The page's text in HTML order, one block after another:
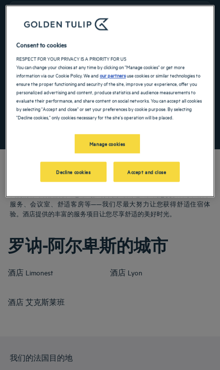
Navigate forward to interact with the calendar and select a date. Press the
Navigate backward to interact with the
添加特惠代码
服务、会议室、舒适客房等——我们尽最大努力让您获得舒适住宿体
验。酒店提供的丰富的服务项目让您尽享舒适的美好时光。
罗讷-阿尔卑斯的城市
酒店 Limonest 酒店 Lyon
酒店 艾克斯莱班
我们的法国目的地
Consent to cookies
RESPECT FOR YOUR PRIVACY IS A PRIORITY FOR US
You can change your choices at any time by clicking on "Manage cookies" or get more
information via our Cookie Policy. We andour partnersuse cookies or similar technologies to
ensure the proper functioning and security of the site, improve your experience, offer you
personalized advertising and content, produce statistics and audience measurements to
evaluate their performance, and share content on social networks. You can accept all cookies
by selecting "Accept and close" or set your preferences by cookie purpose. By selecting
"Decline cookies," only cookies necessary for the site's operation will be placed.
Manage cookies
Decline cookies Accept and close